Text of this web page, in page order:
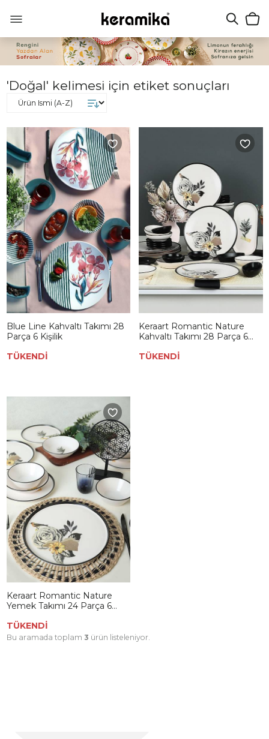
'Doğal' kelimesi için etiket sonuçları
Blue Line Kahvaltı Takımı 28
Parça 6 Kişilik
TÜKENDİ
Keraart Romantic Nature
Kahvaltı Takımı 28 Parça 6
TÜKENDİ
Keraart Romantic Nature
Yemek Takımı 24 Parça 6
TÜKENDİ
Bu aramada toplam 3 ürün listeleniyor.